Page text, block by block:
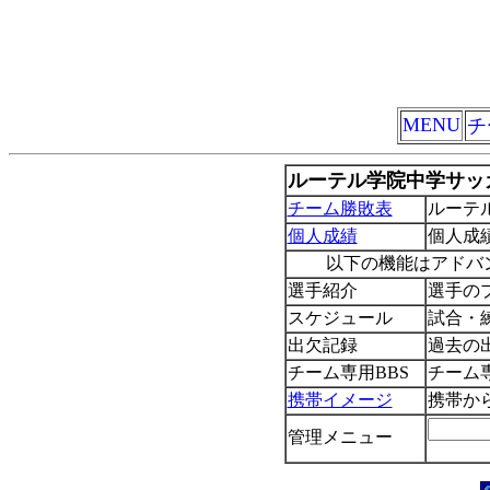
MENU
ルーテル学院中学サ
チーム勝敗表
ルーテ
個人成績
個人成
以下の機能はアド
選手紹介
選手の
スケジュール
試合・
出欠記録
過去の
チーム専用BBS
チーム
携帯イメージ
携帯か
管理メニュー